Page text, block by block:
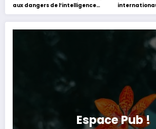
aux dangers de l’intelligence
artificielle
Tanger
Espace Pub !